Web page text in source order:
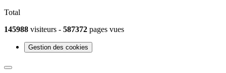
Total
145988 visiteurs - 587372 pages vues
Gestion des cookies